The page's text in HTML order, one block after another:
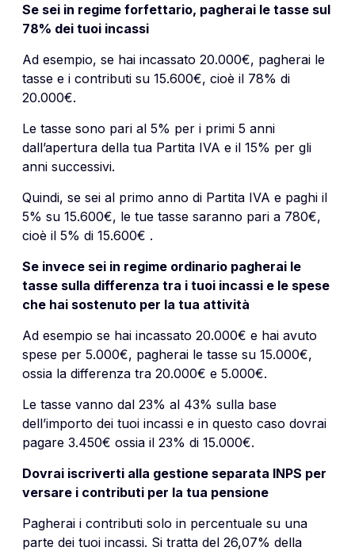
Se sei in regime forfettario, pagherai le tasse sul
78% dei tuoi incassi
Ad esempio, se hai incassato 20.000€, pagherai le
tasse e i contributi su 15.600€, cioè il 78% di
20.000€.
Le tasse sono pari al 5% per i primi 5 anni
dall’apertura della tua Partita IVA e il 15% per gli
anni successivi.
Quindi, se sei al primo anno di Partita IVA e paghi il
5% su 15.600€, le tue tasse saranno pari a 780€,
cioè il 5% di 15.600€ .
Se invece sei in regime ordinario pagherai le
tasse sulla differenza tra i tuoi incassi e le spese
che hai sostenuto per la tua attività
Ad esempio se hai incassato 20.000€ e hai avuto
spese per 5.000€, pagherai le tasse su 15.000€,
ossia la differenza tra 20.000€ e 5.000€.
Le tasse vanno dal 23% al 43% sulla base
dell’importo dei tuoi incassi e in questo caso dovrai
pagare 3.450€ ossia il 23% di 15.000€.
Dovrai iscriverti alla gestione separata INPS per
versare i contributi per la tua pensione
Pagherai i contributi solo in percentuale su una
parte dei tuoi incassi. Si tratta del 26,07% della